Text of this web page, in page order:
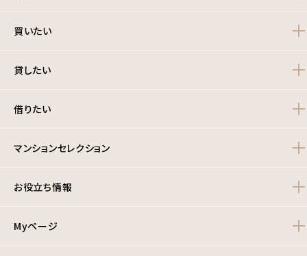
買いたい
貸したい
借りたい
マンションセレクション
お役立ち情報
Myページ